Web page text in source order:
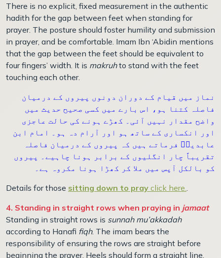
There is no explicit, fixed measurement in the authentic
hadith for the gap between feet when standing for
prayer. The posture should foster humility and submission
in prayer, and be comfortable. Imam Ibn ‘Abidin mentions
that the gap between the feet should be equivalent to
four fingers’ width. It is makruhto stand with the feet
touching each other.
نماز میں قیام کے دوران دونوں پیروں کے درمیان
فاصلہ کتنا ہو، اس بارے میں کسی صحیح حدیث میں
واضح مقدار نہیں آئی۔ کھڑے ہونے کی حالت عاجزی
اور انکساری کے ساتھ ہو اور آرام دہ ہو۔ امام ابن
عابدینؒ فرماتے ہیں کہ پیروں کے درمیان فاصلہ
تقریباً چار انگلیوں کے برابر ہونا چاہیے۔ پیروں
کو بالکل آپس میں ملا کر کھڑا ہونا مکروہ ہے۔
Details for those sitting down to pray click here.
4. Standing in straight rows when praying in jamaat
Standing in straight rows is sunnah mu’akkadah
according to Hanafi fiqh. The imam bears the
responsibility of ensuring the rows are straight before
beginning the prayer. Heels should form a straight line,